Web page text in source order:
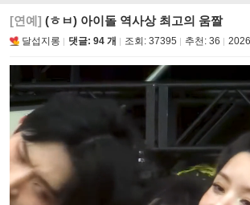
[연예] (ㅎㅂ) 아이돌 역사상 최고의 움짤
달섭지롱 댓글: 94 개 조회: 37395 추천: 36